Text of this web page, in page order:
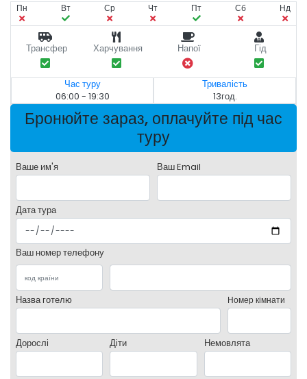
Пн Вт Ср Чт Пт Сб Нд
Трансфер Харчування Напої Гід
Час туру
06:00 - 19:30
Тривалість
13год.
Бронюйте зараз, оплачуйте під час
туру
Ваше им'я Ваш Email
Дата тура
Ваш номер телефону
Назва готелю Номер кімнати
Дорослі Діти Немовлята